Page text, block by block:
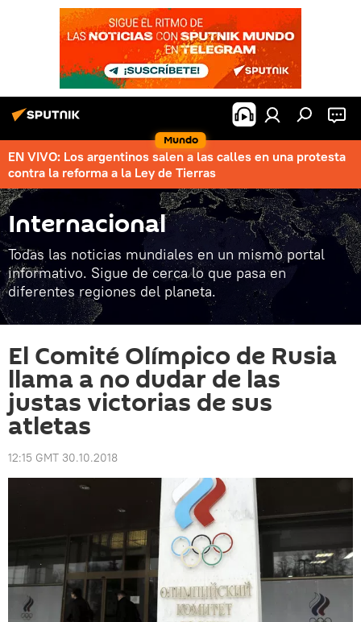
Mundo
EN VIVO: Los argentinos salen a las calles en una protesta
contra la reforma a la Ley de Tierras
Internacional
Todas las noticias mundiales en un mismo portal
informativo. Sigue de cerca lo que pasa en
diferentes regiones del planeta.
El Comité Olímpico de Rusia
llama a no dudar de las
justas victorias de sus
atletas
12:15 GMT 30.10.2018